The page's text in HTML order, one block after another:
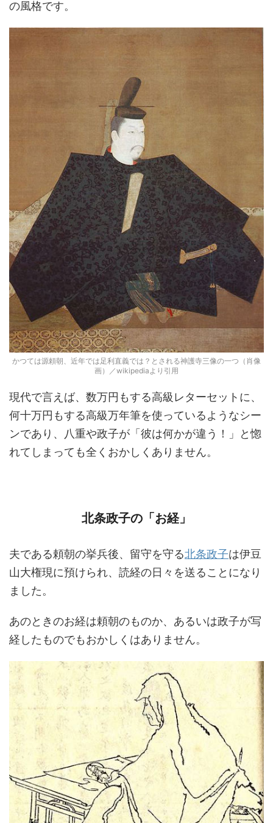
の風格です。
かつては源頼朝、近年では足利直義では？とされる神護寺三像の一つ（肖像
画）／wikipediaより引用
現代で言えば、数万円もする高級レターセットに、
何十万円もする高級万年筆を使っているようなシー
ンであり、八重や政子が「彼は何かが違う！」と惚
れてしまっても全くおかしくありません。
北条政子の「お経」
夫である頼朝の挙兵後、留守を守る北条政子は伊豆
山大権現に預けられ、読経の日々を送ることになり
ました。
あのときのお経は頼朝のものか、あるいは政子が写
経したものでもおかしくはありません。